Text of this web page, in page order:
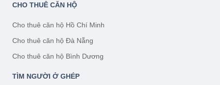
CHO THUÊ CĂN HỘ
Cho thuê căn hộ Hồ Chí Minh
Cho thuê căn hộ Đà Nẵng
Cho thuê căn hộ Bình Dương
TÌM NGƯỜI Ở GHÉP